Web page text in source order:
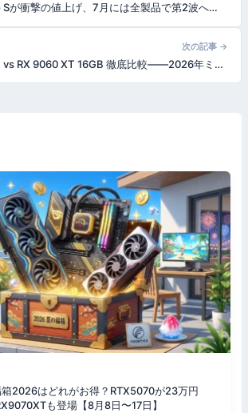
Lenovo Legion Go Sが衝撃の値上げ、7月には全製品で第2波へ——半導体危機の余波が直撃【2026年6月更新】
次の記事 →
RTX 5060 Ti 16GB vs RX 9060 XT 16GB 徹底比較——2026年ミドル帯GPU最終決着
箱2026はどれがお得？RTX5070が23万円
も登場【8月8日〜17日】